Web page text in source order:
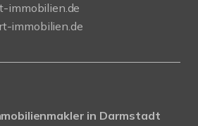
immobilien.de
immobilien.de
in Darmstadt